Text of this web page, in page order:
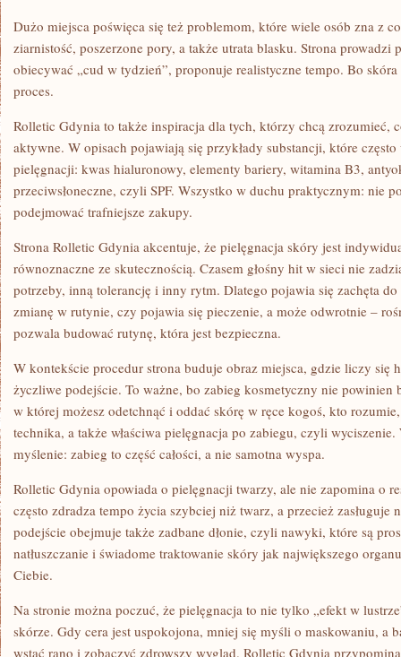
Dużo miejsca poświęca się też problemom, które wiele osób zna z
ziarnistość, poszerzone pory, a także utrata blasku. Strona prowadzi
obiecywać „cud w tydzień”, proponuje realistyczne tempo. Bo
proces.
Rolletic Gdynia to także inspiracja dla tych, którzy chcą zrozumieć,
aktywne. W opisach pojawiają się przykłady substancji, które
pielęgnacji: kwas hialuronowy, elementy bariery, witamina B3,
przeciwsłoneczne, czyli SPF. Wszystko w duchu praktycznym: nie
podejmować trafniejsze zakupy.
Strona Rolletic Gdynia akcentuje, że pielęgnacja skóry jest
równoznaczne ze skutecznością. Czasem głośny hit w sieci nie
potrzeby, inną tolerancję i inny rytm. Dlatego pojawia się zachęta
zmianę w rutynie, czy pojawia się pieczenie, a może odwrotnie –
pozwala budować rutynę, która jest bezpieczna.
W kontekście procedur strona buduje obraz miejsca, gdzie liczy się
życzliwe podejście. To ważne, bo zabieg kosmetyczny nie
w której możesz odetchnąć i oddać skórę w ręce kogoś, kto
technika, a także właściwa pielęgnacja po zabiegu, czyli
myślenie: zabieg to część całości, a nie samotna wyspa.
Rolletic Gdynia opowiada o pielęgnacji twarzy, ale nie zapomina o
często zdradza tempo życia szybciej niż twarz, a przecież zasługuje
podejście obejmuje także zadbane dłonie, czyli nawyki, które są
natłuszczanie i świadome traktowanie skóry jak największego
Ciebie.
Na stronie można poczuć, że pielęgnacja to nie tylko „efekt w
skórze. Gdy cera jest uspokojona, mniej się myśli o maskowaniu, a
wstać rano i zobaczyć zdrowszy wygląd. Rolletic Gdynia